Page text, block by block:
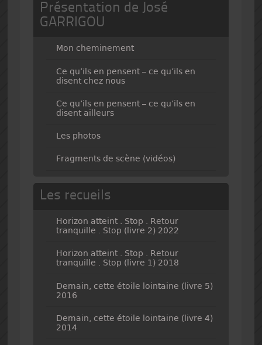
Présentation de José
GARRIGOU
Mon cheminement
Ce qu’ils en pensent – ce qu’ils en
disent chez nous
Ce qu’ils en pensent – ce qu’ils en
disent ailleurs
Les photos
Fragments de scène (vidéos)
Les recueils
Horizon atteint . Stop . Retour
tranquille . Stop (livre 2) 2022
Horizon atteint . Stop . Retour
tranquille . Stop (livre 1) 2018
Demain, cette étoile lointaine (livre 5)
2016
Demain, cette étoile lointaine (livre 4)
2014